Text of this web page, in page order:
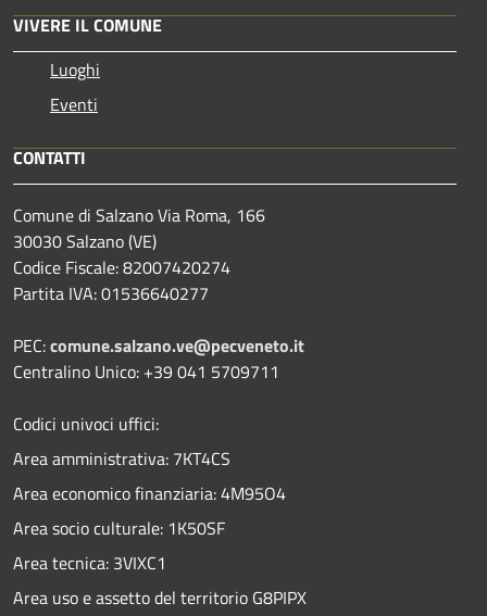
VIVERE IL COMUNE
Luoghi
Eventi
CONTATTI
Comune di Salzano Via Roma, 166
30030 Salzano (VE)
Codice Fiscale: 82007420274
Partita IVA: 01536640277
PEC:comune.salzano.ve@pecveneto.it
Centralino Unico: +39 041 5709711
Codici univoci uffici:
Area amministrativa: 7KT4CS
Area economico finanziaria: 4M95O4
Area socio culturale: 1K50SF
Area tecnica: 3VIXC1
Area uso e assetto del territorio G8PIPX